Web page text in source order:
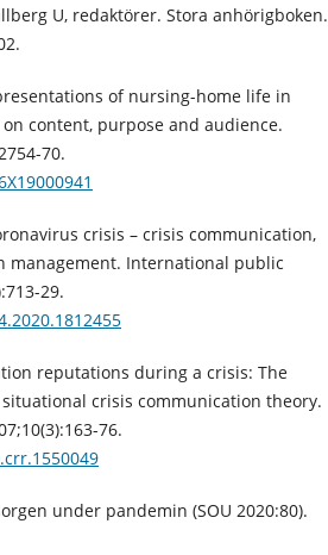
U, redaktörer. Stora anhörigboken.
of nursing-home life in
content, purpose and audience.
70.
crisis – crisis communication,
management. International public
29.
reputations during a crisis: The
crisis communication theory.
76.
under pandemin (SOU 2020:80).